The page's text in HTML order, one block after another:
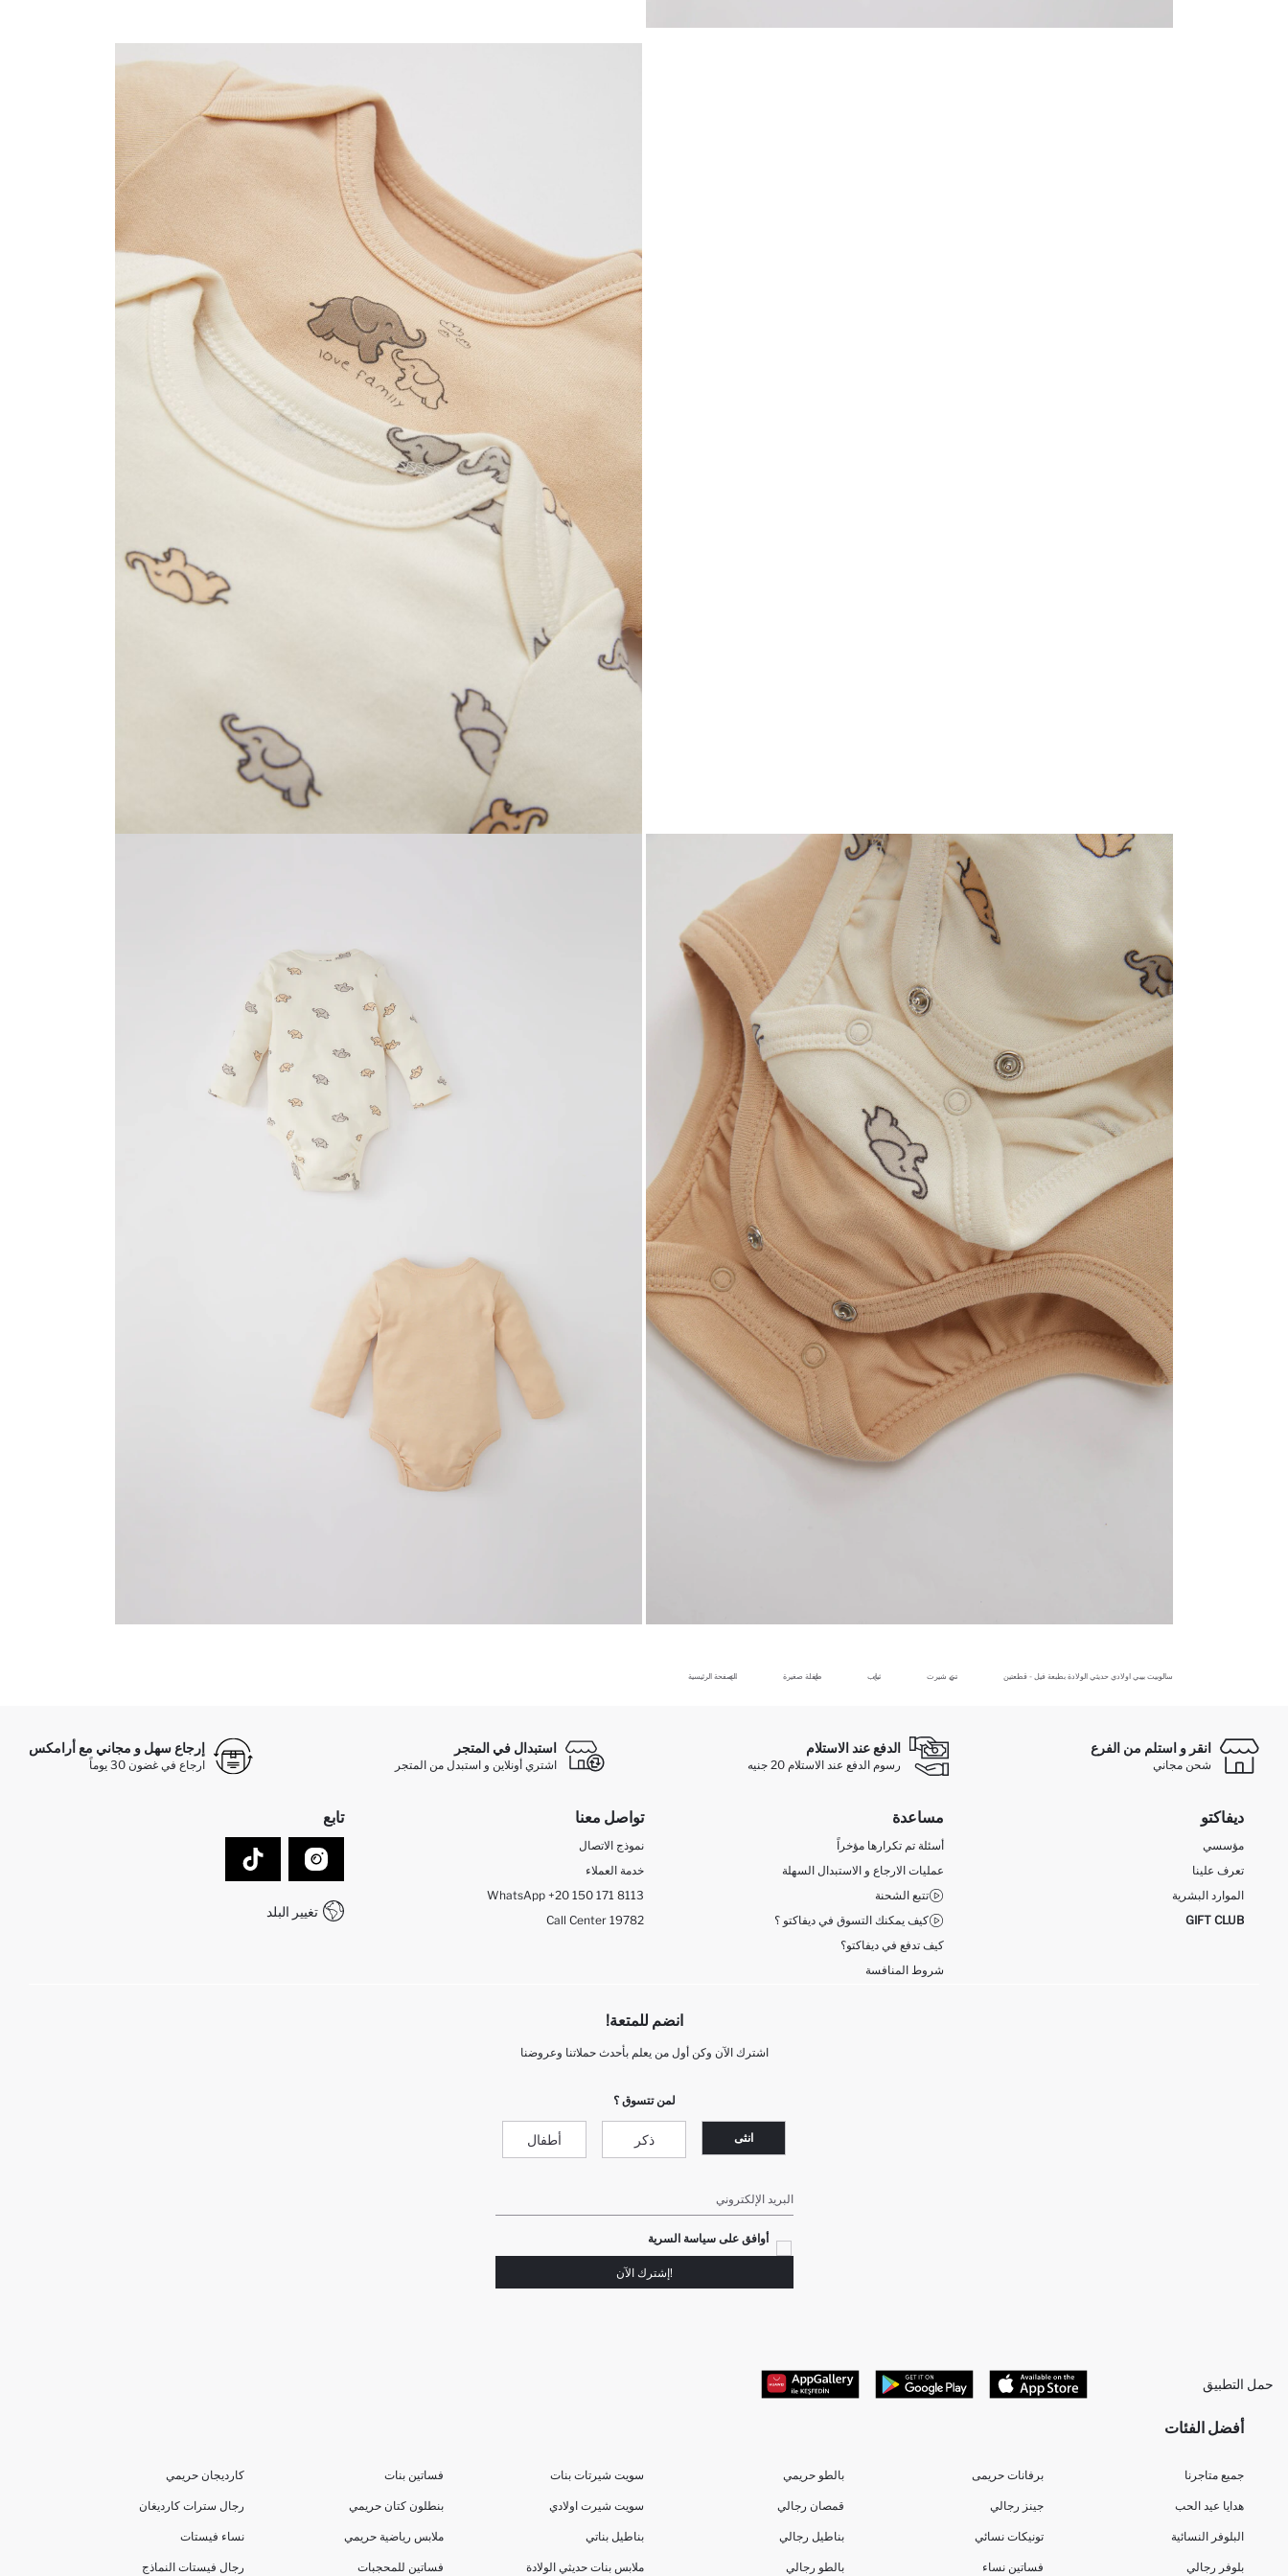
الصفحة الرئيسية طفلة صغيرة ثياب تي شيرت سالوبيت بيبي اولادي حديثي الولادة بطبعة فيل - قطعتين
انقر و استلم من الفرع
شحن مجاني
الدفع عند الاستلام
رسوم الدفع عند الاستلام 20 جنيه
استبدال في المتجر
اشتري أونلاين و استبدل من المتجر
إرجاع سهل و مجاني مع أرامكس
ارجاع في غضون 30 يوماً
ديفاكتو
مؤسسي
تعرف علينا
الموارد البشرية
GIFT CLUB
مساعدة
أسئلة تم تكرارها مؤخراً
عمليات الارجاع و الاستبدال السهلة
تتبع الشحنة
كيف يمكنك التسوق في ديفاكتو ؟
كيف تدفع في ديفاكتو؟
شروط المنافسة
تواصل معنا
نموذج الاتصال
خدمة العملاء
WhatsApp +20 150 171 8113
Call Center 19782
تابع
تغيير البلد
انضم للمتعة!
اشترك الآن وكن أول من يعلم بأحدث حملاتنا وعروضنا
لمن تتسوق ؟
انثى ذكر أطفال
البريد الإلكتروني
أوافق على سياسة السرية
!إشترك الآن
حمل التطبيق
أفضل الفئات
جميع متاجرنا
هدايا عيد الحب
البلوفر النسائية
بلوفر رجالي
برفانات حريمى
جينز رجالي
تونيكات نسائي
فساتين نساء
بالطو حريمي
قمصان رجالي
بناطيل رجالي
بالطو رجالي
سويت شيرتات بنات
سويت شيرت اولادي
بناطيل بناتي
ملابس بنات حديثي الولادة
فساتين بنات
بنطلون كتان حريمي
ملابس رياضية حريمي
فساتين للمحجبات
كارديجان حريمي
رجال سترات كارديغان
نساء فيستات
رجال فيستات النماذج